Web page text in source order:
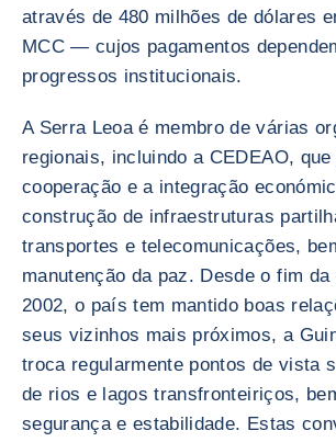
através de 480 milhões de dólares
MCC — cujos pagamentos
progressos institucionais.
A Serra Leoa é membro de várias
regionais, incluindo a CEDEAO,
cooperação e a integração
construção de infraestruturas
transportes e telecomunicações,
manutenção da paz. Desde o fim
2002, o país tem mantido boas
seus vizinhos mais próximos, a
troca regularmente pontos de vista
de rios e lagos transfronteiriços,
segurança e estabilidade. Estas